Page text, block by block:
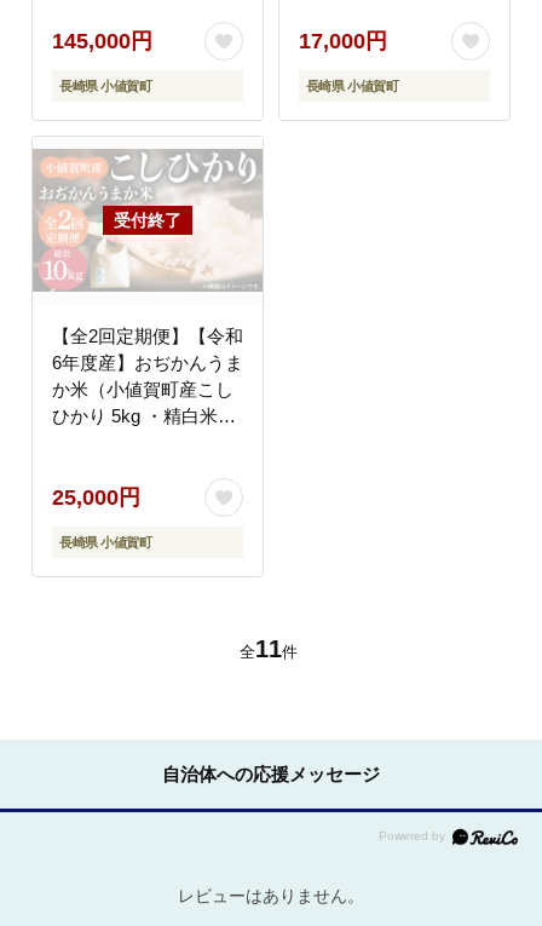
白米 ご飯 精米 お弁当
145,000円
長崎県 小値賀町
白米 ご飯 精米 お弁当
17,000円
長崎県 小値賀町
【全2回定期便】【令和
6年度産】おぢかんうま
か米（小値賀町産こし
ひかり 5kg ・精白米）
お弁当 常温 [DAB038]
25,000円
長崎県 小値賀町
全11件
自治体への応援メッセージ
レビューはありません。